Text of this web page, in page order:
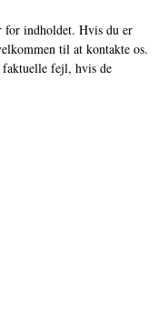
for indholdet. Hvis du er
til at kontakte os.
fejl, hvis de